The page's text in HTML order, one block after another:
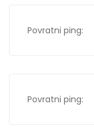
Povratni ping:
Povratni ping: